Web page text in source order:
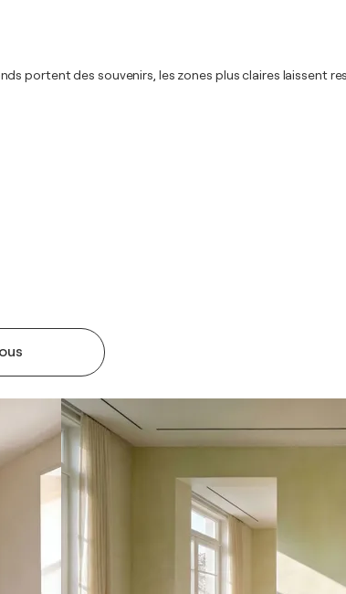
des souvenirs, les zones plus claires laissent